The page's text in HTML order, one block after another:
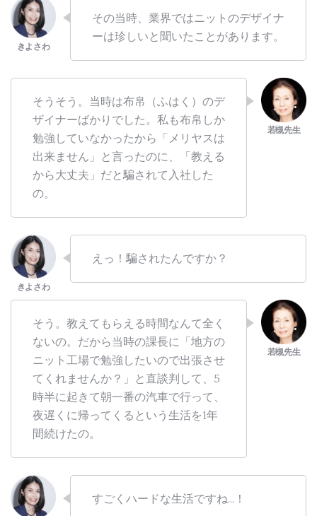
その当時、業界ではニットのデザイナ
ーは珍しいと聞いたことがあります。
そうそう。当時は布帛（ふはく）のデ
ザイナーばかりでした。私も布帛しか
勉強していなかったから「メリヤスは
出来ません」と言ったのに、「教える
から大丈夫」だと騙されて入社した
の。
えっ！騙されたんですか？
そう。教えてもらえる時間なんて全く
ないの。だから当時の課長に「地方の
ニット工場で勉強したいので出張させ
てくれませんか？」と直談判して、5
時半に起きて朝一番の汽車で行って、
夜遅くに帰ってくるという生活を1年
間続けたの。
すごくハードな生活ですね…！